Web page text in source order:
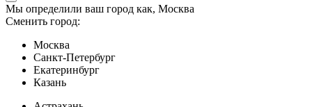
Мы определили ваш город как, Москва
Сменить город:
Москва
Санкт-Петербург
Екатеринбург
Казань